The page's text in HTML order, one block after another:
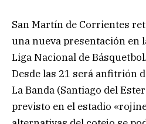
San Martín de Corrientes
una nueva presentación en
Liga Nacional de Básquetbol.
Desde las 21 será anfitrión
La Banda (Santiago del
previsto en el estadio